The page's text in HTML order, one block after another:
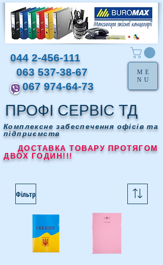
ПРОФІ СЕРВІС ТД
Комплексне забеспечення офісів та
підприємств
ДОСТАВКА ТОВАРУ ПРОТЯГОМ
ДВОХ ГОДИН!!!
044 2-456-111
063 537-38-67
067 974-64-73
ME
NU
Фільтр